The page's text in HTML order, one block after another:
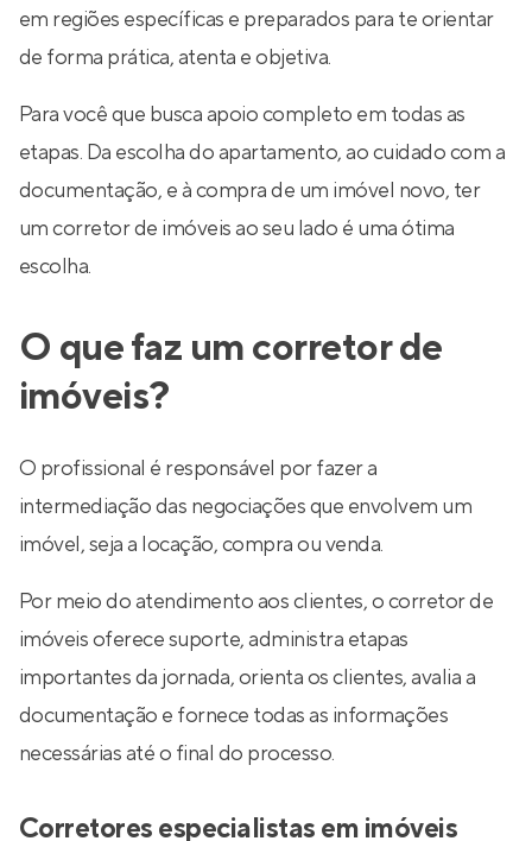
em regiões específicas e preparados para te orientar
de forma prática, atenta e objetiva.
Para você que busca apoio completo em todas as
etapas. Da escolha do apartamento, ao cuidado com a
documentação, e à compra de um imóvel novo, ter
um corretor de imóveis ao seu lado é uma ótima
escolha.
O que faz um corretor de
imóveis?
O profissional é responsável por fazer a
intermediação das negociações que envolvem um
imóvel, seja a locação, compra ou venda.
Por meio do atendimento aos clientes, o corretor de
imóveis oferece suporte, administra etapas
importantes da jornada, orienta os clientes, avalia a
documentação e fornece todas as informações
necessárias até o final do processo.
Corretores especialistas em imóveis